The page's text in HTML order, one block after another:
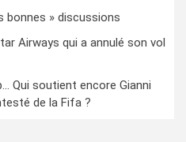
bonnes » discussions
Airways qui a annulé son vol
Qui soutient encore Gianni
de la Fifa ?